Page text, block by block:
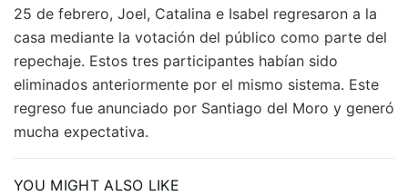
25 de febrero, Joel, Catalina e Isabel regresaron a la
casa mediante la votación del público como parte del
repechaje. Estos tres participantes habían sido
eliminados anteriormente por el mismo sistema. Este
regreso fue anunciado por Santiago del Moro y generó
mucha expectativa.
YOU MIGHT ALSO LIKE